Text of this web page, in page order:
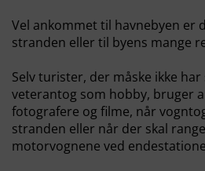
Vel ankommet til havnebyen er
stranden eller til byens mange
Selv turister, der måske ikke
veterantog som hobby, bruger
fotografere og filme, når
stranden eller når der skal
motorvognene ved